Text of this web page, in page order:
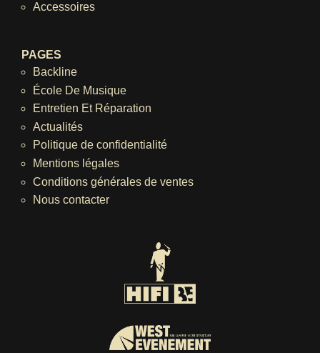
Accessoires
PAGES
Backline
École De Musique
Entretien Et Réparation
Actualités
Politique de confidentialité
Mentions légales
Conditions générales de ventes
Nous contacter